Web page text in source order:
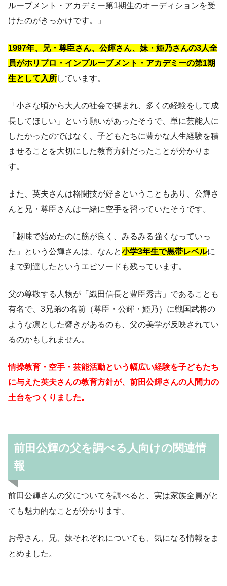
ルーブメント・アカデミー第1期生のオーディションを受
けたのがきっかけです。」
1997年、兄・尊臣さん、公輝さん、妹・姫乃さんの3人全
員がホリプロ・インプルーブメント・アカデミーの第1期
生として入所しています。
「小さな頃から大人の社会で揉まれ、多くの経験をして成
長してほしい」という願いがあったそうで、単に芸能人に
したかったのではなく、子どもたちに豊かな人生経験を積
ませることを大切にした教育方針だったことが分かりま
す。
また、英夫さんは格闘技が好きということもあり、公輝さ
んと兄・尊臣さんは一緒に空手を習っていたそうです。
「趣味で始めたのに筋が良く、みるみる強くなっていっ
た」という公輝さんは、なんと小学3年生で黒帯レベルに
まで到達したというエピソードも残っています。
父の尊敬する人物が「織田信長と豊臣秀吉」であることも
有名で、3兄弟の名前（尊臣・公輝・姫乃）に戦国武将の
ような凛とした響きがあるのも、父の美学が反映されてい
るのかもしれません。
情操教育・空手・芸能活動という幅広い経験を子どもたち
に与えた英夫さんの教育方針が、前田公輝さんの人間力の
土台をつくりました。
前田公輝の父を調べる人向けの関連情
報
前田公輝さんの父についてを調べると、実は家族全員がと
ても魅力的なことが分かります。
お母さん、兄、妹それぞれについても、気になる情報をま
とめました。